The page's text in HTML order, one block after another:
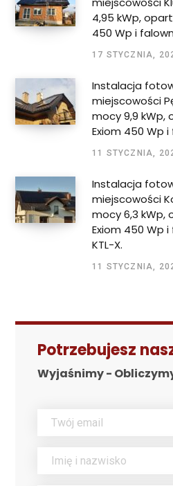
4,95 kWp,
450 Wp i
17 STYCZNIA,
Instalacja
miejscowości
mocy 9,9 kWp,
Exiom 450 Wp i
11 STYCZNIA,
Instalacja
miejscowości
mocy 6,3 kWp,
Exiom 450 Wp
KTL-X.
11 STYCZNIA,
Potrzebujesz
Wyjaśnimy -